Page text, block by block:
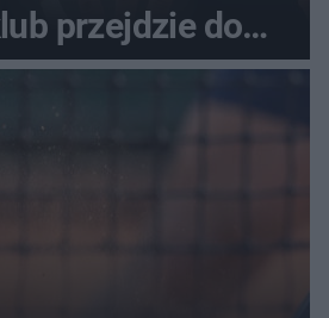
przejdzie do
historii